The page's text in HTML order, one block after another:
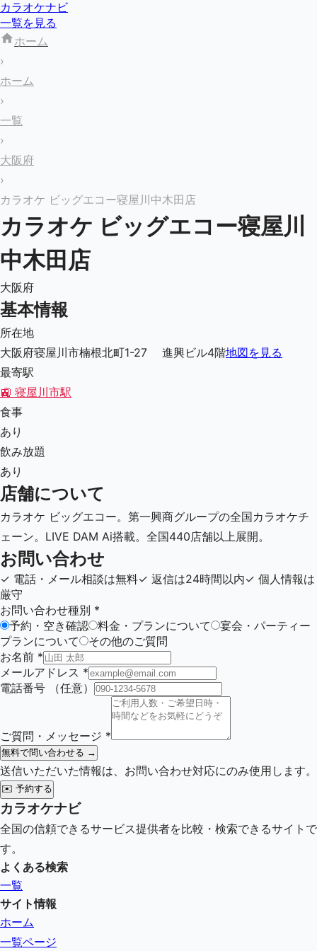
カラオケナビ
一覧を見る
ホーム
›
ホーム
›
一覧
›
大阪府
›
カラオケ ビッグエコー寝屋川中木田店
カラオケ ビッグエコー寝屋川
中木田店
大阪府
基本情報
所在地
大阪府寝屋川市楠根北町1-27 進興ビル4階地図を見る
最寄駅
🚉 寝屋川市駅
食事
あり
飲み放題
あり
店舗について
カラオケ ビッグエコー。第一興商グループの全国カラオケチ
ェーン。LIVE DAM Ai搭載。全国440店舗以上展開。
お問い合わせ
✓ 電話・メール相談は無料✓ 返信は24時間以内✓ 個人情報は
厳守
お問い合わせ種別 *
予約・空き確認
料金・プランについて
宴会・パーティー
プランについて
その他のご質問
お名前 *
メールアドレス *
電話番号
（任意）
ご質問・メッセージ *
無料で問い合わせる →
送信いただいた情報は、お問い合わせ対応にのみ使用します。
✉️ 予約する
カラオケナビ
全国の信頼できるサービス提供者を比較・検索できるサイトで
す。
よくある検索
一覧
サイト情報
ホーム
一覧ページ